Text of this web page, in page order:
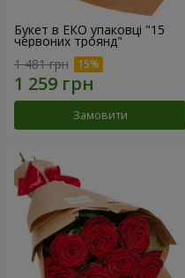
Букет в ЕКО упаковці "15
червоних троянд"
1 481 грн
Замовити